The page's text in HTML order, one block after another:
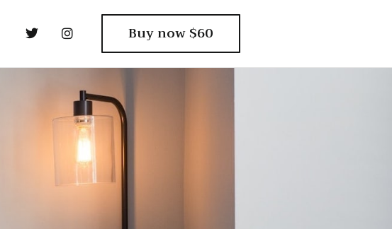
Buy now $60